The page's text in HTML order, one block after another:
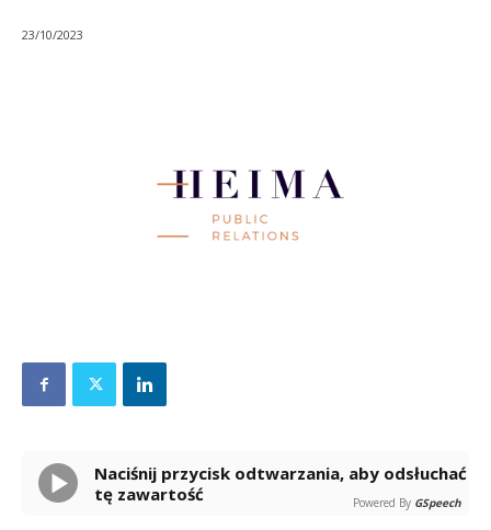
23/10/2023
Naciśnij przycisk odtwarzania, aby odsłuchać
tę zawartość
Powered By GSpeech